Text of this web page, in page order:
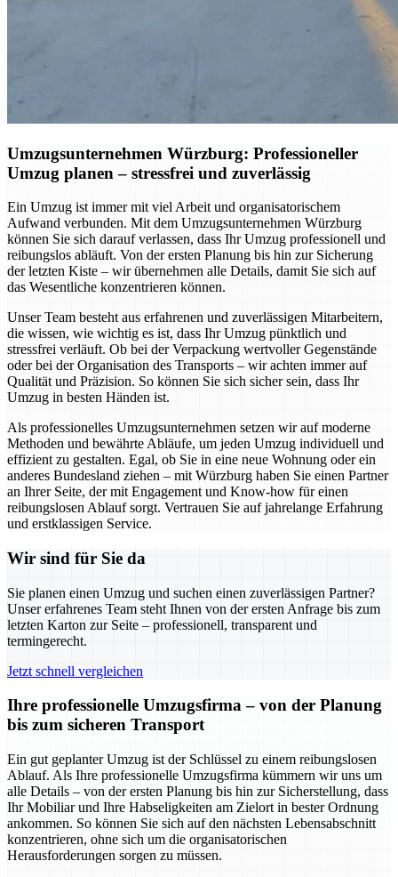
Umzugsunternehmen Würzburg: Professioneller
Umzug planen – stressfrei und zuverlässig
Ein Umzug ist immer mit viel Arbeit und organisatorischem
Aufwand verbunden. Mit dem Umzugsunternehmen Würzburg
können Sie sich darauf verlassen, dass Ihr Umzug professionell und
reibungslos abläuft. Von der ersten Planung bis hin zur Sicherung
der letzten Kiste – wir übernehmen alle Details, damit Sie sich auf
das Wesentliche konzentrieren können.
Unser Team besteht aus erfahrenen und zuverlässigen Mitarbeitern,
die wissen, wie wichtig es ist, dass Ihr Umzug pünktlich und
stressfrei verläuft. Ob bei der Verpackung wertvoller Gegenstände
oder bei der Organisation des Transports – wir achten immer auf
Qualität und Präzision. So können Sie sich sicher sein, dass Ihr
Umzug in besten Händen ist.
Als professionelles Umzugsunternehmen setzen wir auf moderne
Methoden und bewährte Abläufe, um jeden Umzug individuell und
effizient zu gestalten. Egal, ob Sie in eine neue Wohnung oder ein
anderes Bundesland ziehen – mit Würzburg haben Sie einen Partner
an Ihrer Seite, der mit Engagement und Know-how für einen
reibungslosen Ablauf sorgt. Vertrauen Sie auf jahrelange Erfahrung
und erstklassigen Service.
Wir sind für Sie da
Sie planen einen Umzug und suchen einen zuverlässigen Partner?
Unser erfahrenes Team steht Ihnen von der ersten Anfrage bis zum
letzten Karton zur Seite – professionell, transparent und
termingerecht.
Jetzt schnell vergleichen
Ihre professionelle Umzugsfirma – von der Planung
bis zum sicheren Transport
Ein gut geplanter Umzug ist der Schlüssel zu einem reibungslosen
Ablauf. Als Ihre professionelle Umzugsfirma kümmern wir uns um
alle Details – von der ersten Planung bis hin zur Sicherstellung, dass
Ihr Mobiliar und Ihre Habseligkeiten am Zielort in bester Ordnung
ankommen. So können Sie sich auf den nächsten Lebensabschnitt
konzentrieren, ohne sich um die organisatorischen
Herausforderungen sorgen zu müssen.